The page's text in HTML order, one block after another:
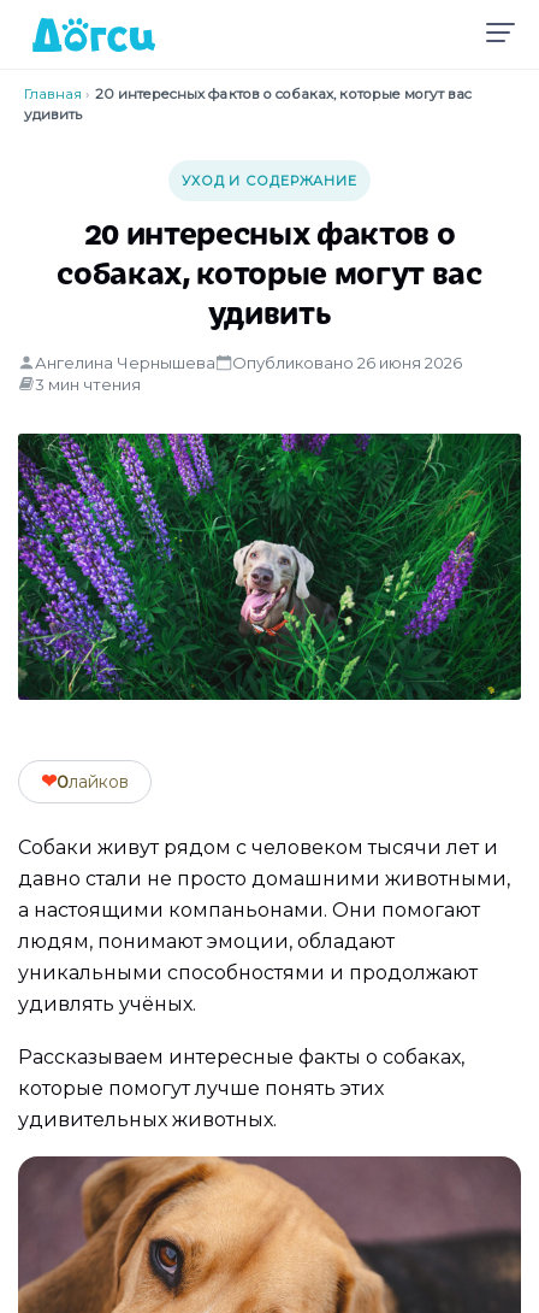
Главная › 20 интересных фактов о собаках, которые могут вас
удивить
УХОД И СОДЕРЖАНИЕ
20 интересных фактов о
собаках, которые могут вас
удивить
Ангелина Чернышева
Опубликовано 26 июня 2026
3 мин чтения
❤0лайков
Собаки живут рядом с человеком тысячи лет и
давно стали не просто домашними животными,
а настоящими компаньонами. Они помогают
людям, понимают эмоции, обладают
уникальными способностями и продолжают
удивлять учёных.
Рассказываем интересные факты о собаках,
которые помогут лучше понять этих
удивительных животных.